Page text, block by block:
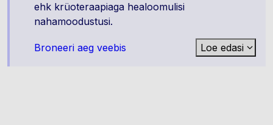
ehk krüoteraapiaga healoomulisi
nahamoodustusi.
Broneeri aeg veebis Loe edasi